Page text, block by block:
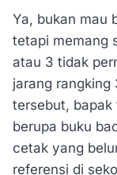
Ya, bukan mau
tetapi memang
atau 3 tidak
jarang rangking
tersebut, bapak
berupa buku
cetak yang
referensi di